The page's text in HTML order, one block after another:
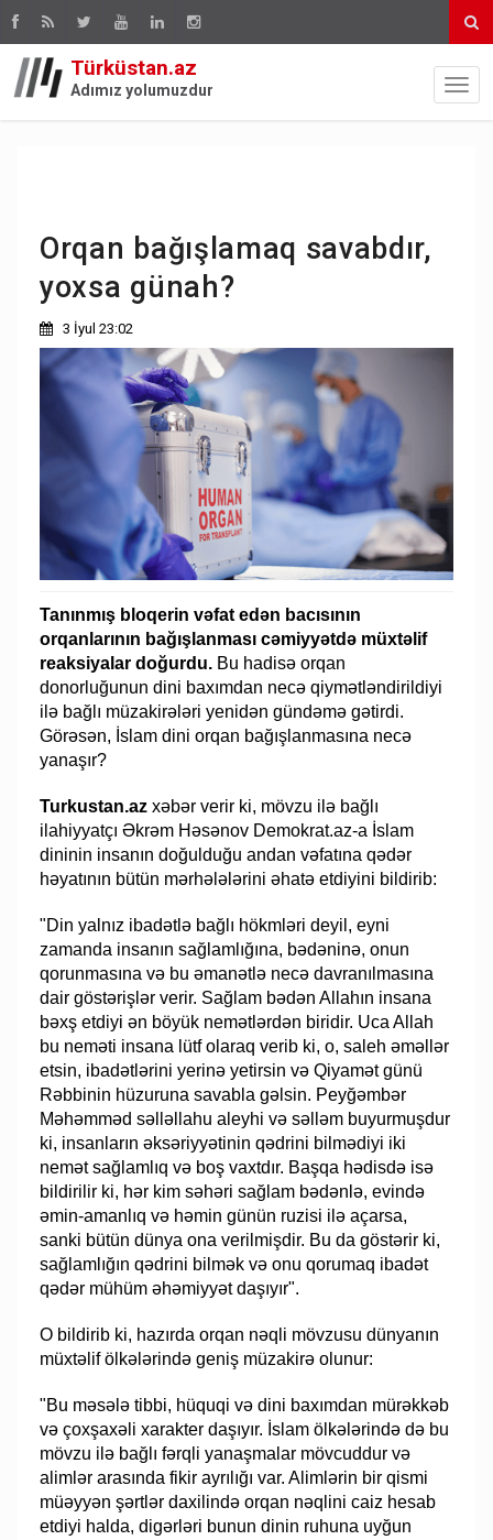
Türküstan.az
Adımız yolumuzdur
Orqan bağışlamaq savabdır,
yoxsa günah?
3 İyul 23:02
Tanınmış bloqerin vəfat edən bacısının
orqanlarının bağışlanması cəmiyyətdə müxtəlif
reaksiyalar doğurdu. Bu hadisə orqan
donorluğunun dini baxımdan necə qiymətləndirildiyi
ilə bağlı müzakirələri yenidən gündəmə gətirdi.
Görəsən, İslam dini orqan bağışlanmasına necə
yanaşır?
Turkustan.az xəbər verir ki, mövzu ilə bağlı
ilahiyyatçı Əkrəm Həsənov Demokrat.az-a İslam
dininin insanın doğulduğu andan vəfatına qədər
həyatının bütün mərhələlərini əhatə etdiyini bildirib:
"Din yalnız ibadətlə bağlı hökmləri deyil, eyni
zamanda insanın sağlamlığına, bədəninə, onun
qorunmasına və bu əmanətlə necə davranılmasına
dair göstərişlər verir. Sağlam bədən Allahın insana
bəxş etdiyi ən böyük nemətlərdən biridir. Uca Allah
bu neməti insana lütf olaraq verib ki, o, saleh əməllər
etsin, ibadətlərini yerinə yetirsin və Qiyamət günü
Rəbbinin hüzuruna savabla gəlsin. Peyğəmbər
Məhəmməd səlləllahu aleyhi və səlləm buyurmuşdur
ki, insanların əksəriyyətinin qədrini bilmədiyi iki
nemət sağlamlıq və boş vaxtdır. Başqa hədisdə isə
bildirilir ki, hər kim səhəri sağlam bədənlə, evində
əmin-amanlıq və həmin günün ruzisi ilə açarsa,
sanki bütün dünya ona verilmişdir. Bu da göstərir ki,
sağlamlığın qədrini bilmək və onu qorumaq ibadət
qədər mühüm əhəmiyyət daşıyır".
O bildirib ki, hazırda orqan nəqli mövzusu dünyanın
müxtəlif ölkələrində geniş müzakirə olunur:
"Bu məsələ tibbi, hüquqi və dini baxımdan mürəkkəb
və çoxşaxəli xarakter daşıyır. İslam ölkələrində də bu
mövzu ilə bağlı fərqli yanaşmalar mövcuddur və
alimlər arasında fikir ayrılığı var. Alimlərin bir qismi
müəyyən şərtlər daxilində orqan nəqlini caiz hesab
etdiyi halda, digərləri bunun dinin ruhuna uyğun